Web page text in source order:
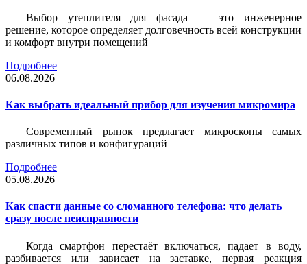
Выбор утеплителя для фасада — это инженерное
решение, которое определяет долговечность всей конструкции
и комфорт внутри помещений
Подробнее
06.08.2026
Как выбрать идеальный прибор для изучения микромира
Современный рынок предлагает микроскопы самых
различных типов и конфигураций
Подробнее
05.08.2026
Как спасти данные со сломанного телефона: что делать
сразу после неисправности
Когда смартфон перестаёт включаться, падает в воду,
разбивается или зависает на заставке, первая реакция